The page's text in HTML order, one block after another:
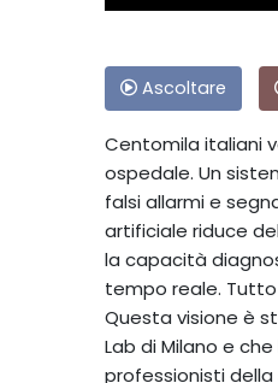
Ascoltare
Centomila italiani
ospedale. Un
falsi allarmi e
artificiale riduce
la capacità
tempo reale.
Questa visione è
Lab di Milano e
professionisti della